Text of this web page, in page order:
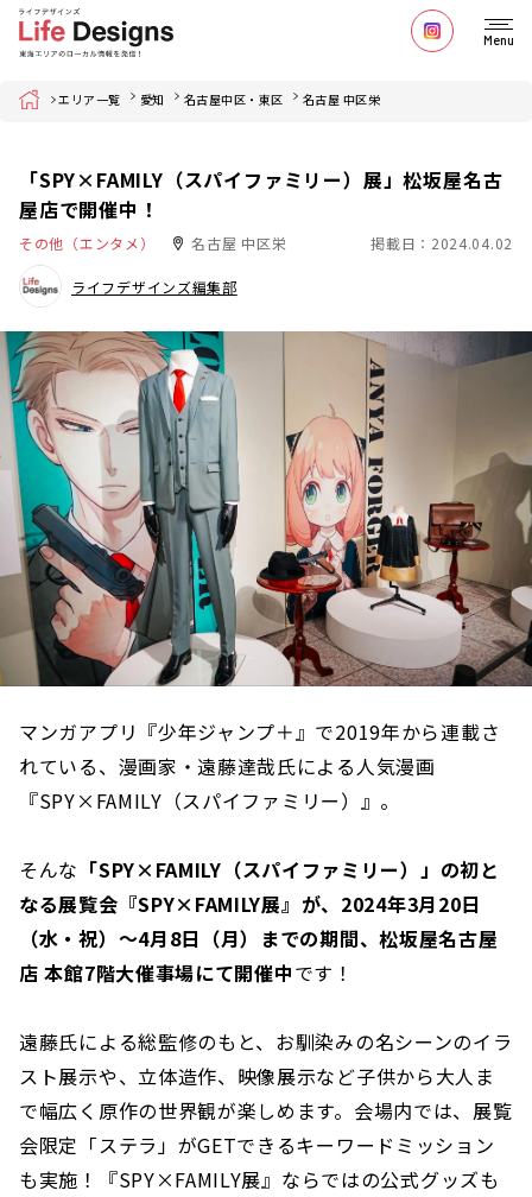
Menu
Home エリア一覧 愛知 名古屋中区・東区 名古屋 中区栄
「SPY×FAMILY（スパイファミリー）展」松坂屋名古
屋店で開催中！
その他（エンタメ） 名古屋 中区栄 掲載日：2024.04.02
ライフデザインズ編集部
マンガアプリ『少年ジャンプ＋』で2019年から連載さ
れている、漫画家・遠藤達哉氏による人気漫画
『SPY×FAMILY（スパイファミリー）』。
そんな 「SPY×FAMILY（スパイファミリー）」の初と
なる展覧会『SPY×FAMILY展』が、2024年3月20日
（水・祝）〜4月8日（月）までの期間、松坂屋名古屋
店 本館7階大催事場にて開催中です！
遠藤氏による総監修のもと、お馴染みの名シーンのイラ
スト展示や、立体造作、映像展示など子供から大人ま
で幅広く原作の世界観が楽しめます。会場内では、展覧
会限定「ステラ」がGETできるキーワードミッション
も実施！『SPY×FAMILY展』ならではの公式グッズも